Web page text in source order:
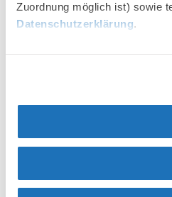
Zuordnung möglich ist) sowie
Datenschutzerklärung.